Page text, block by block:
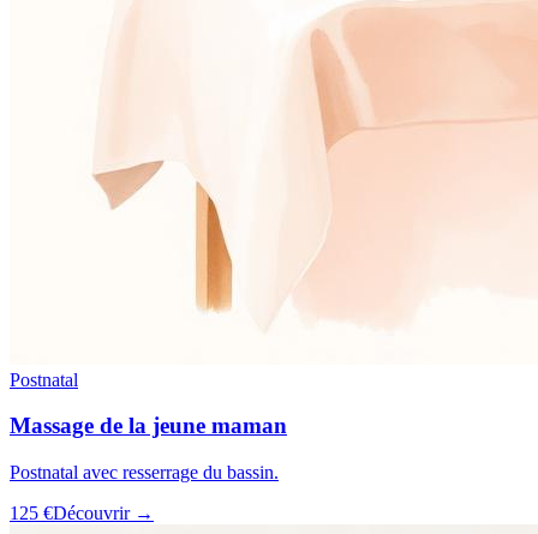
Postnatal
Massage de la jeune maman
Postnatal avec resserrage du bassin.
125 €Découvrir →